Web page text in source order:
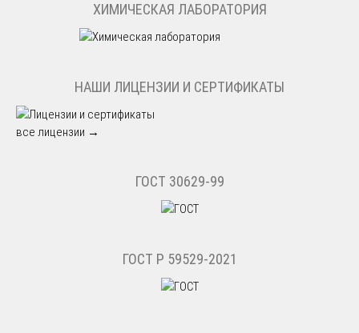
ХИМИЧЕСКАЯ ЛАБОРАТОРИЯ
НАШИ ЛИЦЕНЗИИ И СЕРТИФИКАТЫ
все лицензии →
ГОСТ 30629-99
ГОСТ Р 59529-2021